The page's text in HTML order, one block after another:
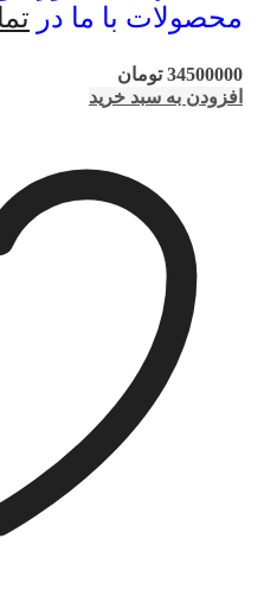
محصولات با ما در
34500000 تومان
افزودن به سبد خرید